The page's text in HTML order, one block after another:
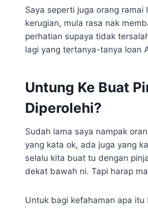
Saya seperti juga orang
kerugian, mula rasa nak
perhatian supaya tidak
lagi yang tertanya-tanya loan
Untung Ke Buat
Diperolehi?
Sudah lama saya nampak
yang kata ok, ada juga yang
selalu kita buat tu dengan
dekat bawah ni. Tapi harap
Untuk bagi kefahaman apa